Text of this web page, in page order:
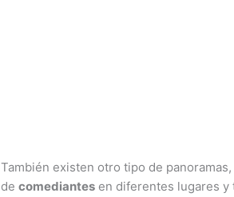
También existen otro tipo de
decomediantes en diferentes lugares